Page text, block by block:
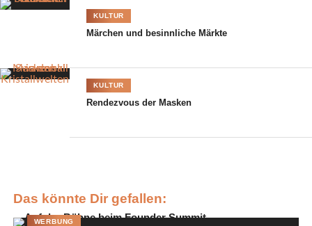
ein. Bier, Champagner, Cocktails – alles was das Herz begehrt.
Dies bieten allen Feierwütigen die Happy Hippo Bar, die P1-Bar
Festzelt ist zurück; und das länger und schöner als je zuvor. Wer
sich also noch mit Sicherheit einen Platz im exklusivsten und
KULTUR
Märchen und besinnliche Märkte
KULTUR
Rendezvous der Masken
Das könnte Dir gefallen:
WERBUNG